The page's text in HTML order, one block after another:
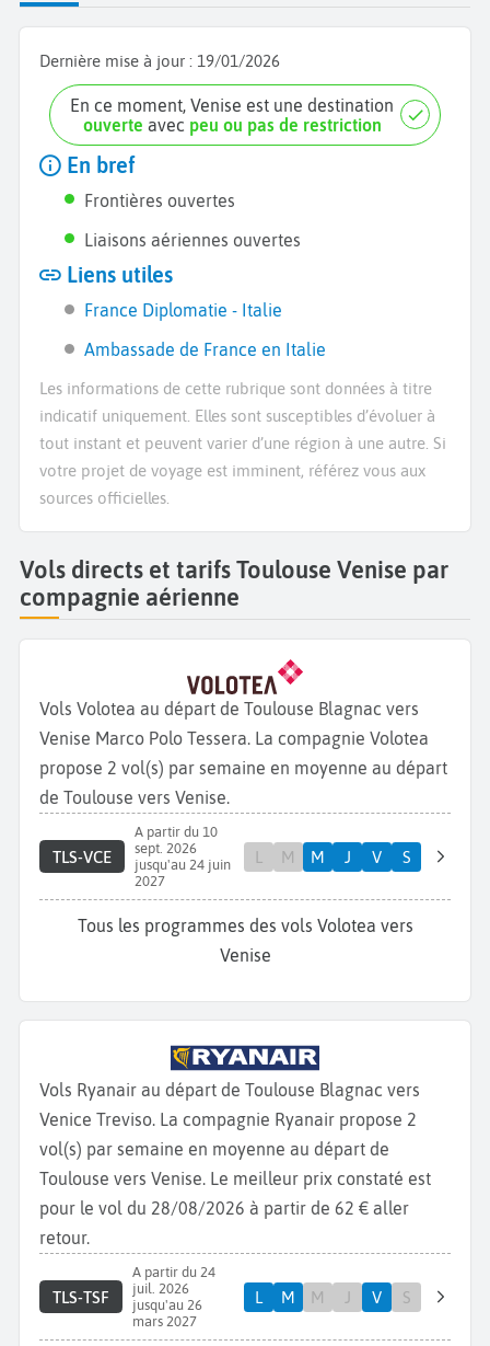
Dernière mise à jour : 19/01/2026
En ce moment, Venise est une destination
ouverte avec peu ou pas de restriction
En bref
Frontières ouvertes
Liaisons aériennes ouvertes
Liens utiles
France Diplomatie - Italie
Ambassade de France en Italie
Les informations de cette rubrique sont données à titre
indicatif uniquement. Elles sont susceptibles d’évoluer à
tout instant et peuvent varier d’une région à une autre. Si
votre projet de voyage est imminent, référez vous aux
sources officielles.
Vols directs et tarifs Toulouse Venise par
compagnie aérienne
Vols Volotea au départ de Toulouse Blagnac vers
Venise Marco Polo Tessera. La compagnie Volotea
propose 2 vol(s) par semaine en moyenne au départ
de Toulouse vers Venise.
TLS-VCE
A partir du 10
sept. 2026
jusqu'au 24 juin
2027
L M M J V S
Tous les programmes des vols Volotea vers
Venise
Vols Ryanair au départ de Toulouse Blagnac vers
Venice Treviso. La compagnie Ryanair propose 2
vol(s) par semaine en moyenne au départ de
Toulouse vers Venise. Le meilleur prix constaté est
pour le vol du 28/08/2026 à partir de 62 € aller
retour.
TLS-TSF
A partir du 24
juil. 2026
jusqu'au 26
mars 2027
L M M J V S